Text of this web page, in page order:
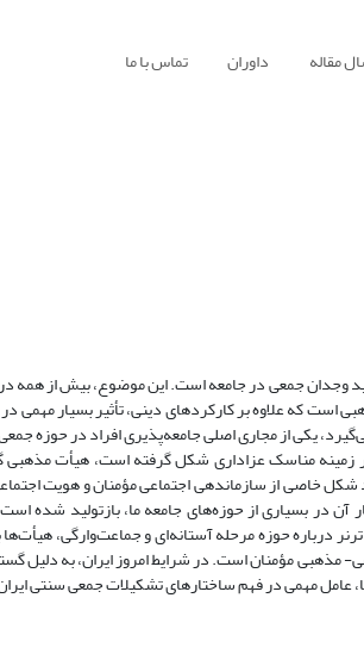
مقاله داوران تماس با ما
وجدان جمعی در جامعه است. این موضوع، بیش از
که علاوه بر کارکردهای دینی، تأثیر بسیار مهمی
یکی از مجاری اصلی جامعه‌پذیری افراد در حوزه
زمینه مناسک عزاداری شکل گرفته است، هیأت مذهبی
شکل خاصی از سازماندهی اجتماعی مؤمنان و هویت
در بسیاری از حوزه‌های جامعه ما، بازتولید شده
درباره حوزه مرحله آستانه‌ای و جماعت‌وارگی،
مؤمنان است. در شرایط امروز ایران، به دلیل
عامل مهمی در فهم ساختارهای تشکیلات جمعی سنتی